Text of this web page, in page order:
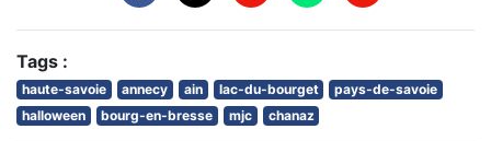
Tags :
haute-savoie annecy ain lac-du-bourget
pays-de-savoie
halloween
bourg-en-bresse mjc chanaz